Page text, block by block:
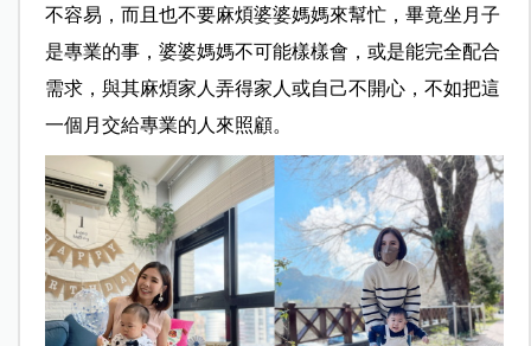
不容易，而且也不要麻煩婆婆媽媽來幫忙，畢竟坐月子
是專業的事，婆婆媽媽不可能樣樣會，或是能完全配合
需求，與其麻煩家人弄得家人或自己不開心，不如把這
一個月交給專業的人來照顧。